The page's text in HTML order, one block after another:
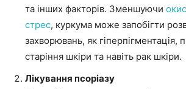
та інших факторів. Зменшуючи
стрес, куркума може запобігти
захворювань, як гіперпігментація,
старіння шкіри та навіть рак шкіри.
Лікування псоріазу